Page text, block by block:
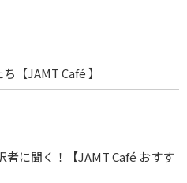
【JAMT Café 】
者に聞く！【JAMT Café おすす